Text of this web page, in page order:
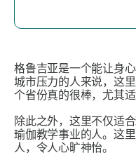
格鲁吉亚是一个能让身
城市压力的人来说，这
个省份真的很棒，尤其
除此之外，这里不仅适
瑜伽教学事业的人。这
人，令人心旷神怡。